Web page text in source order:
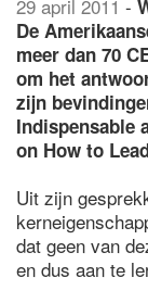
29 april 2011 -
De
meer dan 70
om het
zijn
Indispensable
on How to
Uit zijn
dat geen van
en dus aan te